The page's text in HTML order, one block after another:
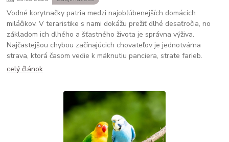
Vodné korytnačky patria medzi najobľúbenejších domácich
miláčikov. V teraristike s nami dokážu prežiť dlhé desaťročia, no
základom ich dlhého a šťastného života je správna výživa.
Najčastejšou chybou začínajúcich chovateľov je jednotvárna
strava, ktorá časom vedie k mäknutiu panciera, strate farieb.
celý článok